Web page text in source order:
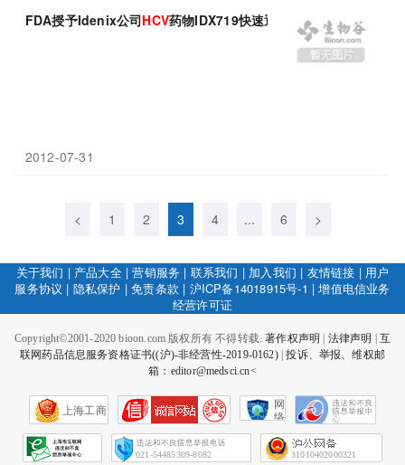
FDA授予Idenix公司HCV药物IDX719快速通道地位
2012-07-31
< 1 2 3 4 ... 6 >
关于我们 | 产品大全|营销服务 | 联系我们 | 加入我们 | 友情链接 | 用户
服务协议 | 隐私保护 |免责条款 | 沪ICP备14018915号-1 |增值电信业务
经营许可证
Copyright©2001-2020 bioon.com 版权所有 不得转载.著作权声明 法律声明
互
联网药品信息服务资格证书((沪)-非经营性-2019-0162)|投诉、举报、维权邮
箱：editor@medsci.cn<
上海工商
网
络
会
征
021-54485309-8082 31010402000321